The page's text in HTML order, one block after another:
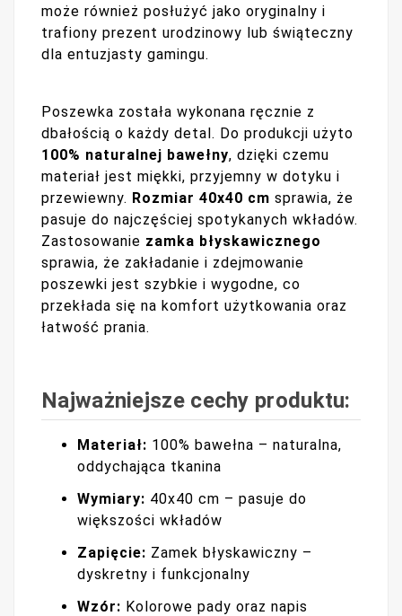
może również posłużyć jako oryginalny i
trafiony prezent urodzinowy lub świąteczny
dla entuzjasty gamingu.
Poszewka została wykonana ręcznie z
dbałością o każdy detal. Do produkcji użyto
100% naturalnej bawełny, dzięki czemu
materiał jest miękki, przyjemny w dotyku i
przewiewny. Rozmiar 40x40 cm sprawia, że
pasuje do najczęściej spotykanych wkładów.
Zastosowanie zamka błyskawicznego
sprawia, że zakładanie i zdejmowanie
poszewki jest szybkie i wygodne, co
przekłada się na komfort użytkowania oraz
łatwość prania.
Najważniejsze cechy produktu:
Materiał: 100% bawełna – naturalna,
oddychająca tkanina
Wymiary: 40x40 cm – pasuje do
większości wkładów
Zapięcie: Zamek błyskawiczny –
dyskretny i funkcjonalny
Wzór: Kolorowe pady oraz napis